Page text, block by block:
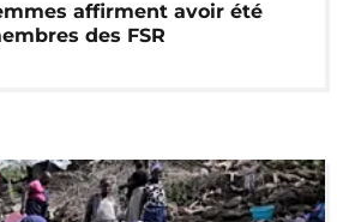
affirment avoir été
des FSR